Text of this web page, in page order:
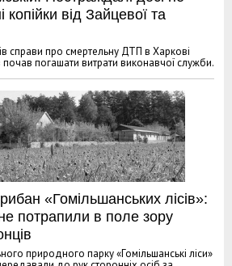
копійки від Зайцевої та
справи про смертельну ДТП в Харкові
погашати витрати виконавчої служби.
«Гомільшанських лісів»:
потрапили в поле зору
природного парку «Гомільшанські ліси»